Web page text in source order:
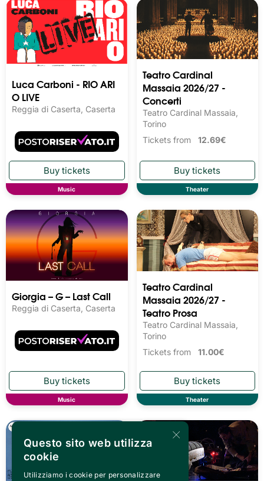
Luca Carboni - RIO ARI
O LIVE
Reggia di Caserta, Caserta
Music
Teatro Cardinal
Massaia 2026/27 -
Concerti
Teatro Cardinal Massaia,
Torino
Tickets from 12.69€
Theater
Giorgia – G – Last Call
Reggia di Caserta, Caserta
Music
Teatro Cardinal
Massaia 2026/27 -
Teatro Prosa
Teatro Cardinal Massaia,
Torino
Tickets from 11.00€
Theater
×
Questo sito web utilizza
cookie
Utilizziamo i cookie per personalizzare